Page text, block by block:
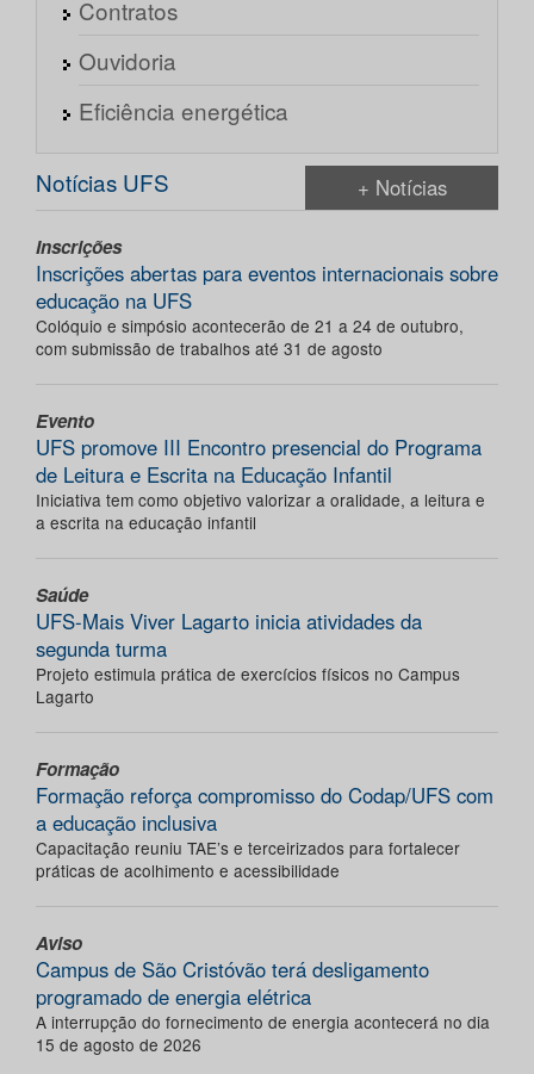
Contratos
Ouvidoria
Eficiência energética
Notícias UFS + Notícias
Inscrições
Inscrições abertas para eventos internacionais sobre
educação na UFS
Colóquio e simpósio acontecerão de 21 a 24 de outubro,
com submissão de trabalhos até 31 de agosto
Evento
UFS promove III Encontro presencial do Programa
de Leitura e Escrita na Educação Infantil
Iniciativa tem como objetivo valorizar a oralidade, a leitura e
a escrita na educação infantil
Saúde
UFS-Mais Viver Lagarto inicia atividades da
segunda turma
Projeto estimula prática de exercícios físicos no Campus
Lagarto
Formação
Formação reforça compromisso do Codap/UFS com
a educação inclusiva
Capacitação reuniu TAE’s e terceirizados para fortalecer
práticas de acolhimento e acessibilidade
Aviso
Campus de São Cristóvão terá desligamento
programado de energia elétrica
A interrupção do fornecimento de energia acontecerá no dia
15 de agosto de 2026